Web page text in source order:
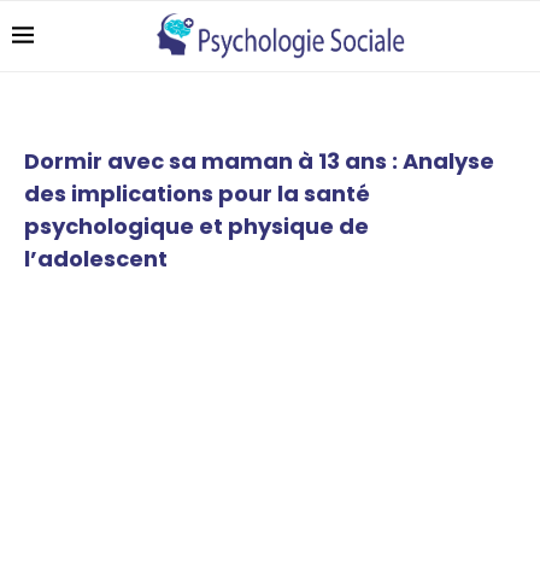
Dormir avec sa maman à 13 ans : Analyse
des implications pour la santé
psychologique et physique de
l’adolescent